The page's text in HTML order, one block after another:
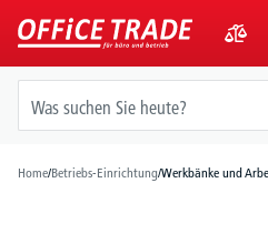
springen
Home/Betriebs-Einrichtung/Werkbänke und